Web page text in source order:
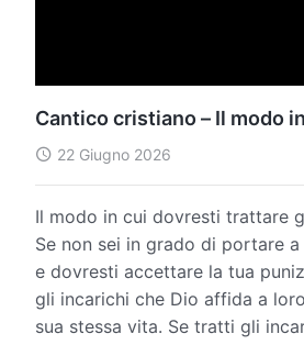
Cantico cristiano – Il modo
22 Giugno 2026
Il modo in cui dovresti trattare
Se non sei in grado di portare
e dovresti accettare la tua
gli incarichi che Dio affida a
sua stessa vita. Se tratti gli